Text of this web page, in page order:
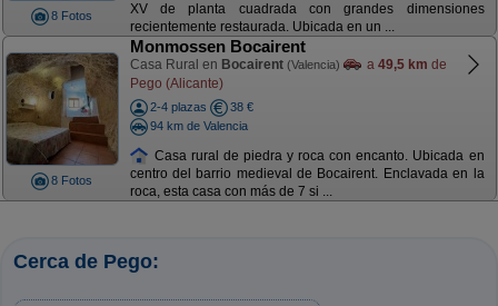
8 Fotos
XV de planta cuadrada con grandes dimensiones
recientemente restaurada. Ubicada en un ...
8 Fotos
Monmossen Bocairent
Casa Rural en Bocairent (Valencia) a 49,5 km de
Pego (Alicante)
2-4 plazas
38 €
94 km de Valencia
Casa rural de piedra y roca con encanto. Ubicada en
centro del barrio medieval de Bocairent. Enclavada en la
roca, esta casa con más de 7 si ...
Cerca de Pego: